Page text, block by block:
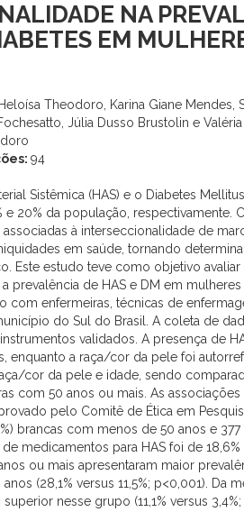
NA
EM
Heloísa Theodoro, Karina Giane
Júlia Dusso Brustolin e Valéria
94
Sistêmica (HAS) e o Diabetes
e 20% da população, respectivamente.
à interseccionalidade de
em saúde, tornando
Este estudo teve como objetivo
prevalência de HAS e DM em
com enfermeiras, técnicas de
do Sul do Brasil. A coleta de
validados. A presença de
enquanto a raça/cor da pele foi
cor da pele e idade, sendo
com 50 anos ou mais. As
pelo Comitê de Ética em
brancas com menos de 50 anos e
medicamentos para HAS foi de 18,6%
ou mais apresentaram maior
(28,1% versus 11,5%; p<0,001). Da
nesse grupo (11,1% versus